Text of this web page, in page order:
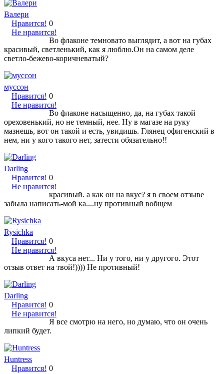
Валери
Нравится!
Не нравится!
0
Во флаконе темновато выглядит, а вот на губах
красивый, светленький, как я люблю.Он на самом деле
светло-бежево-коричневатый?
муссон
Нравится!
Не нравится!
0
Во флаконе насыщенно, да, на губах такой
ореховенький, но не темный, нее. Ну в магазе на руку
мазнешь, вот он такой и есть, увидишь. Глянец офигенский в
нем, ни у кого такого нет, затести обязательно!!
Darling
Нравится!
Не нравится!
0
красивый. а как он на вкус? я в своем отзыве
забыла написать-мой ка....ну противный вобщем
Rysichka
Нравится!
Не нравится!
0
А вкуса нет... Ни у того, ни у другого. Этот
отзыв ответ на твой!)))) Не противный!
Darling
Нравится!
Не нравится!
0
Я все смотрю на него, но думаю, что он очень
липкий будет.
Huntress
Нравится! 0